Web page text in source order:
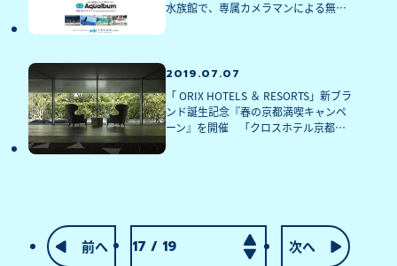
水族館で、専属カメラマンによる無料
た
2019.07.07
「 ORIX HOTELS ＆ RESORTS」新ブラ
ンド誕生記念『春の京都満喫キャンペ
ーン』を開催　「クロスホテル京都」
前へ 次へ